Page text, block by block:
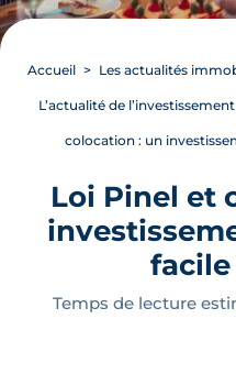
Accueil Les actualités
L’actualité de
colocation : un
Loi Pinel et
facile
Temps de lecture